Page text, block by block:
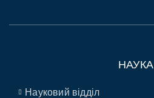
НАУКА
Науковий відділ